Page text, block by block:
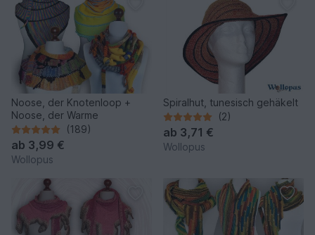
Noose, der Knotenloop +
Noose, der Warme
(189)
ab 3,99 €
Wollopus
Spiralhut, tunesisch gehäkelt
(2)
ab 3,71 €
Wollopus